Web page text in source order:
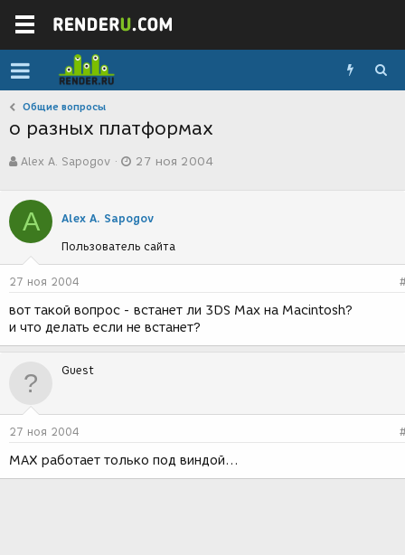
Общие вопросы
о разных платформах
в
о
р
т
е
м
ы
Alex A. Sapogov
а
с
з
д
и
я
27 ноя 2004
A Alex A. Sapogov
Пользователь сайта
27 ноя 2004
вот такой вопрос - встанет ли 3DS Max на Macintosh?
и что делать если не встанет?
Guest
27 ноя 2004
МАХ работает только под виндой...